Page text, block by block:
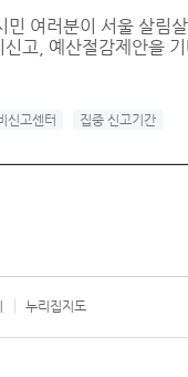
여러분이 서울 살림
고, 예산절감제안을
신고센터 집중 신고기간
누리집지도